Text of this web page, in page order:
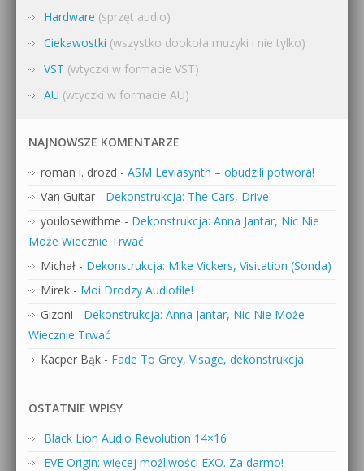
Hardware (sprzęt audio)
Ciekawostki (wszystko dookoła muzyki i nie tylko)
VST (wtyczki w formacie VST)
AU (wtyczki w formacie AU)
NAJNOWSZE KOMENTARZE
roman i. drozd - ASM Leviasynth – obudzili potwora!
Van Guitar - Dekonstrukcja: The Cars, Drive
youlosewithme - Dekonstrukcja: Anna Jantar, Nic Nie
Może Wiecznie Trwać
Michał - Dekonstrukcja: Mike Vickers, Visitation (Sonda)
Mirek - Moi Drodzy Audiofile!
Gizoni - Dekonstrukcja: Anna Jantar, Nic Nie Może
Wiecznie Trwać
Kacper Bąk - Fade To Grey, Visage, dekonstrukcja
OSTATNIE WPISY
Black Lion Audio Revolution 14×16
EVE Origin: więcej możliwości EXO. Za darmo!